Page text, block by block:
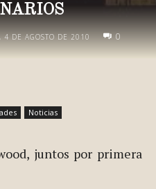
4 DE AGOSTO DE 2010 0
Noticias
juntos por primera